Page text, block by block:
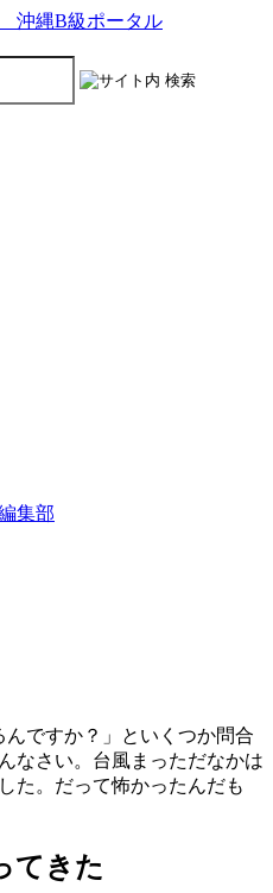
集部
ですか？」といくつか問合
なさい。台風まっただなかは
た。だって怖かったんだも
てきた